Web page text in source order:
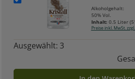
Alkoholgehalt:
50% Vol.
Inhalt: 0.5 Liter (
Preise inkl. MwSt.
Ausgewählt: 3